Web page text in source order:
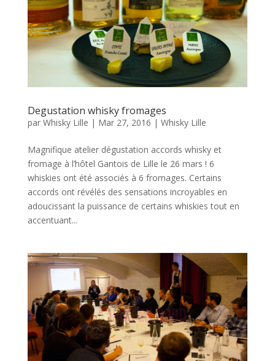
Degustation whisky fromages
par Whisky Lille | Mar 27, 2016 | Whisky Lille
Magnifique atelier dégustation accords whisky et
fromage à l’hôtel Gantois de Lille le 26 mars ! 6
whiskies ont été associés à 6 fromages. Certains
accords ont révélés des sensations incroyables en
adoucissant la puissance de certains whiskies tout en
accentuant...